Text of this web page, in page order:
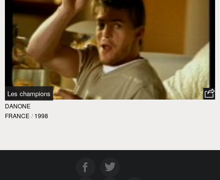
Les champions
DANONE
FRANCE / 1998